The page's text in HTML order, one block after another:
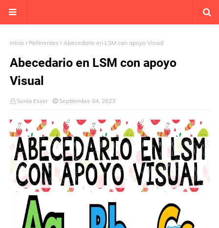
Inicio Referentes Abecedario en LSM con apoyo Visual
Abecedario en LSM con apoyo
Visual
Sonia Esser Septiembre 04, 2023